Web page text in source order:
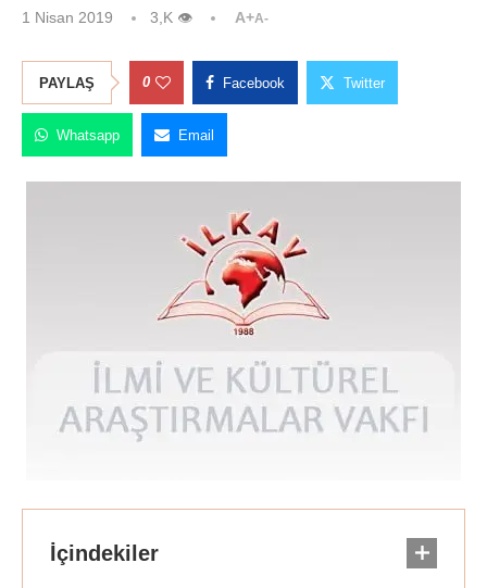
1 Nisan 2019 3,K 👁 A+A-
PAYLAŞ 0 Facebook Twitter
Whatsapp Email